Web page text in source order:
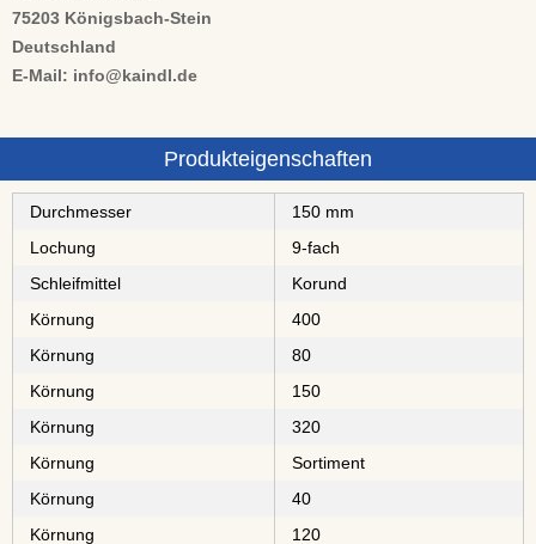
75203 Königsbach-Stein
Deutschland
E-Mail: info@kaindl.de
Produkteigenschaften
Durchmesser
150 mm
Lochung
9-fach
Schleifmittel
⁠⁠⁠Korund
Körnung
400
Körnung
80
Körnung
150
Körnung
320
Körnung
Sortiment
Körnung
40
Körnung
120